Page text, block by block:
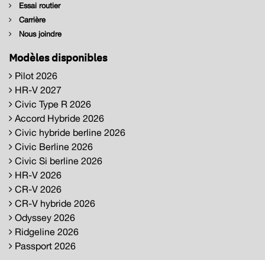
Essai routier
Carrière
Nous joindre
Modèles disponibles
Pilot 2026
HR-V 2027
Civic Type R 2026
Accord Hybride 2026
Civic hybride berline 2026
Civic Berline 2026
Civic Si berline 2026
HR-V 2026
CR-V 2026
CR-V hybride 2026
Odyssey 2026
Ridgeline 2026
Passport 2026